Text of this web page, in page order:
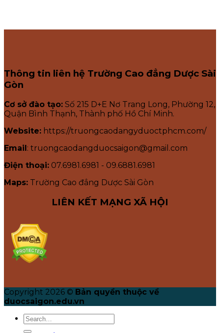
Thông tin liên hệ Trường Cao đẳng Dược Sài
Gòn
Cơ sở đào tạo: Số 215 D+E Nơ Trang Long, Phường 12,
Quận Bình Thạnh, Thành phố Hồ Chí Minh.
Website: https://truongcaodangyduoctphcm.com/
Email: truongcaodangduocsaigon@gmail.com
Điện thoại: 07.6981.6981 - 09.6881.6981
Maps: Trường Cao đẳng Dược Sài Gòn
LIÊN KẾT MẠNG XÃ HỘI
Copyright 2026 © Bản quyền thuộc về
duocsaigon.edu.vn